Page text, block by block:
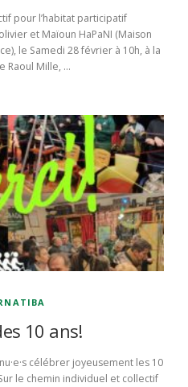
pour l’habitat participatif
et Maïoun HaPaNI (Maison
le Samedi 28 février à 10h, à la
Raoul Mille, …
10 ans!
célébrer joyeusement les 10
le chemin individuel et collectif